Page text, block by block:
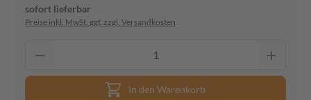
sofort lieferbar
Preise inkl. MwSt. ggf. zzgl. Versandkosten
In den Warenkorb